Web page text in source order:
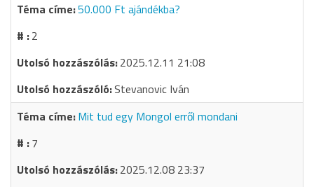
50.000 Ft ajándékba?
2
2025.12.11 21:08
Stevanovic Iván
Mit tud egy Mongol erről mondani
7
2025.12.08 23:37